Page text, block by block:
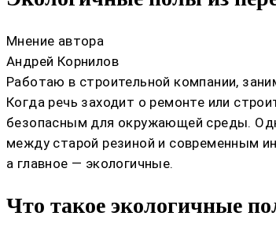
Мнение автора
Андрей Корнилов
Работаю в строительной компании,
Когда речь заходит о ремонте или
безопасным для окружающей среды.
между старой резиной и современным
а главное — экологичные.
Что такое экологичные